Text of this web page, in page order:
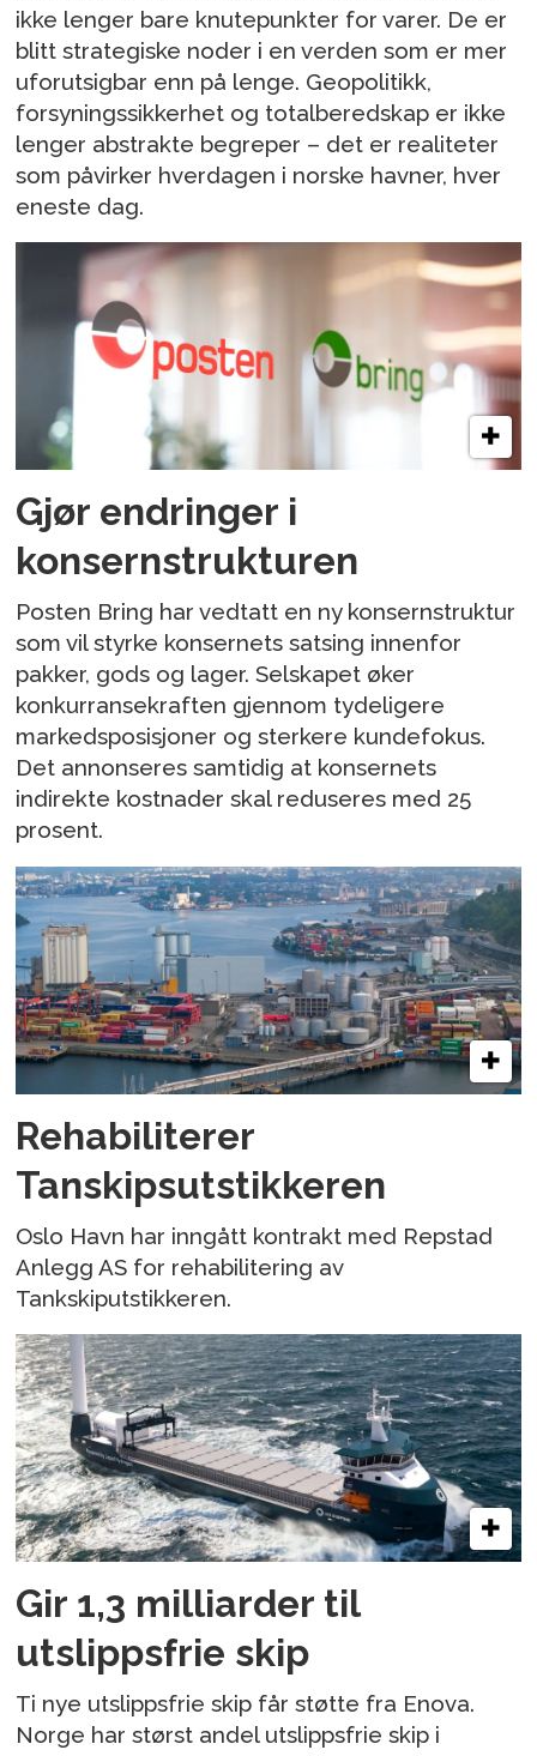
ikke lenger bare knutepunkter for varer. De er
blitt strategiske noder i en verden som er mer
uforutsigbar enn på lenge. Geopolitikk,
forsyningssikkerhet og totalberedskap er ikke
lenger abstrakte begreper – det er realiteter
som påvirker hverdagen i norske havner, hver
eneste dag.
Gjør endringer i
konsernstrukturen
Posten Bring har vedtatt en ny konsernstruktur
som vil styrke konsernets satsing innenfor
pakker, gods og lager. Selskapet øker
konkurransekraften gjennom tydeligere
markedsposisjoner og sterkere kundefokus.
Det annonseres samtidig at konsernets
indirekte kostnader skal reduseres med 25
prosent.
Rehabiliterer
Tanskipsutstikkeren
Oslo Havn har inngått kontrakt med Repstad
Anlegg AS for rehabilitering av
Tankskiputstikkeren.
Gir 1,3 milliarder til
utslippsfrie skip
Ti nye utslippsfrie skip får støtte fra Enova.
Norge har størst andel utslippsfrie skip i